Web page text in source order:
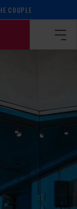
COUPLE
Martin camp!